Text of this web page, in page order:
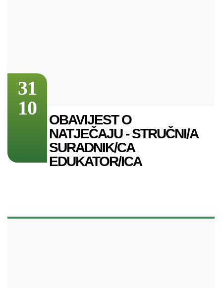
31
10
OBAVIJEST O
NATJEČAJU - STRUČNI/A
SURADNIK/CA
EDUKATOR/ICA